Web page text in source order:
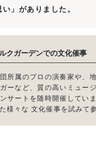
」がありました。
クガーデンでの文化催事
所属のプロの演奏家や、
ーなど、質の高いミュー
サートを随時開催してい
様々な 文化催事を試みて参